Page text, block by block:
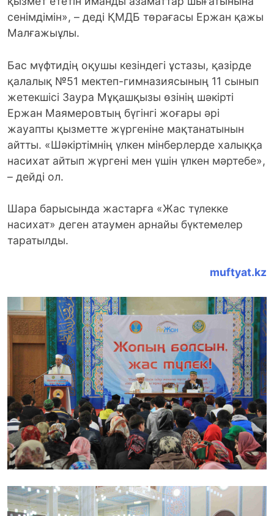
сенімдімін», – деді ҚМДБ төрағасы Ержан қажы
Малғажыұлы.
Бас мүфтидің оқушы кезіндегі ұстазы, қазірде
қалалық №51 мектеп-гимназиясының 11 сынып
жетекшісі Заура Мұқашқызы өзінің шәкірті
Ержан Маямеровтың бүгінгі жоғары әрі
жауапты қызметте жүргеніне мақтанатынын
айтты. «Шәкіртімнің үлкен мінберлерде халыққа
насихат айтып жүргені мен үшін үлкен мәртебе»,
– дейді ол.
Шара барысында жастарға «Жас түлекке
насихат» деген атаумен арнайы бүктемелер
таратылды.
muftyat.kz